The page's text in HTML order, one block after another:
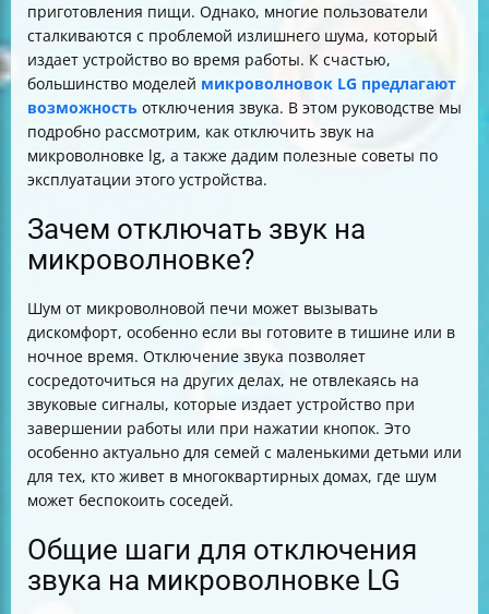
приготовления пищи. Однако, многие пользователи
сталкиваются с проблемой излишнего шума, который
издает устройство во время работы. К счастью,
большинство моделей микроволновок LG предлагают
возможность отключения звука. В этом руководстве мы
подробно рассмотрим, как отключить звук на
микроволновке lg, а также дадим полезные советы по
эксплуатации этого устройства.
Зачем отключать звук на
микроволновке?
Шум от микроволновой печи может вызывать
дискомфорт, особенно если вы готовите в тишине или в
ночное время. Отключение звука позволяет
сосредоточиться на других делах, не отвлекаясь на
звуковые сигналы, которые издает устройство при
завершении работы или при нажатии кнопок. Это
особенно актуально для семей с маленькими детьми или
для тех, кто живет в многоквартирных домах, где шум
может беспокоить соседей.
Общие шаги для отключения
звука на микроволновке LG